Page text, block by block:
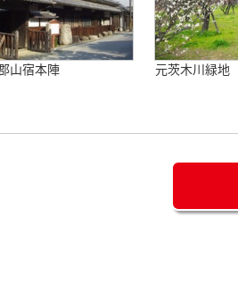
山宿本陣 元茨木川緑地